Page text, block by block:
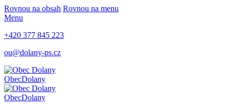
Rovnou na obsah Rovnou na menu
Menu
+420 377 845 223
ou@dolany-ps.cz
ObecDolany
ObecDolany